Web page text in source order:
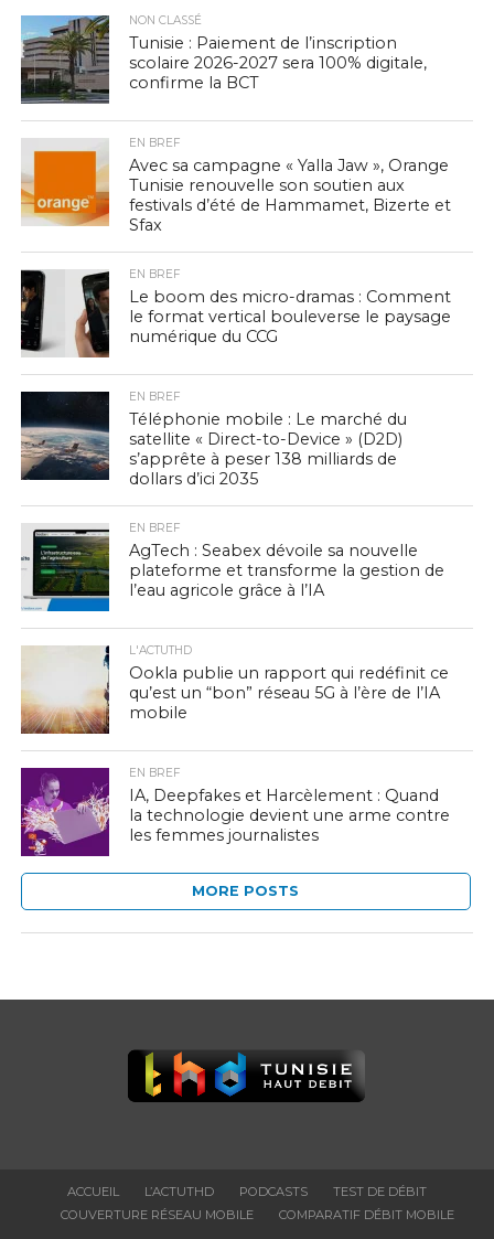
NON CLASSÉ
Tunisie : Paiement de l’inscription
scolaire 2026-2027 sera 100% digitale,
confirme la BCT
EN BREF
Avec sa campagne « Yalla Jaw », Orange
Tunisie renouvelle son soutien aux
festivals d’été de Hammamet, Bizerte et
Sfax
EN BREF
Le boom des micro-dramas : Comment
le format vertical bouleverse le paysage
numérique du CCG
EN BREF
Téléphonie mobile : Le marché du
satellite « Direct-to-Device » (D2D)
s’apprête à peser 138 milliards de
dollars d’ici 2035
EN BREF
AgTech : Seabex dévoile sa nouvelle
plateforme et transforme la gestion de
l’eau agricole grâce à l’IA
L'ACTUTHD
Ookla publie un rapport qui redéfinit ce
qu’est un “bon” réseau 5G à l’ère de l’IA
mobile
EN BREF
IA, Deepfakes et Harcèlement : Quand
la technologie devient une arme contre
les femmes journalistes
MORE POSTS
ACCUEIL L’ACTUTHD PODCASTS
TEST DE DÉBIT
COUVERTURE RÉSEAU MOBILE
COMPARATIF DÉBIT MOBILE